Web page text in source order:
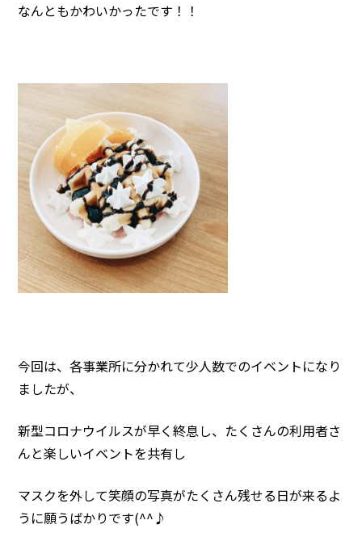
なんともかわいかったです！！
今回は、各事業所に分かれて少人数でのイベントになり
ましたが、
新型コロナウイルスが早く終息し、たくさんの利用者さ
んと楽しいイベントを共有し
マスクを外して笑顔の写真がたくさん残せる日が来るよ
うに願うばかりです(^^♪